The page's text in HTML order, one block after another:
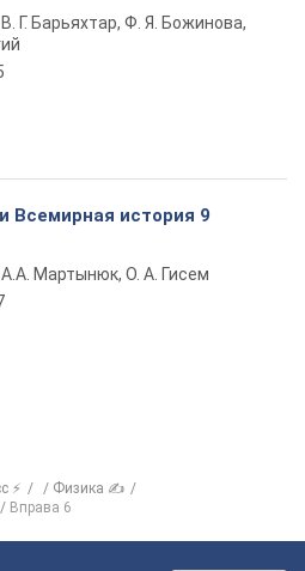
В. Г. Барьяхтар, Ф. Я. Божинова,
Всемирная история 9
А.А. Мартынюк, О. А. Гисем
⚡
Физика ✍
Вправа 6